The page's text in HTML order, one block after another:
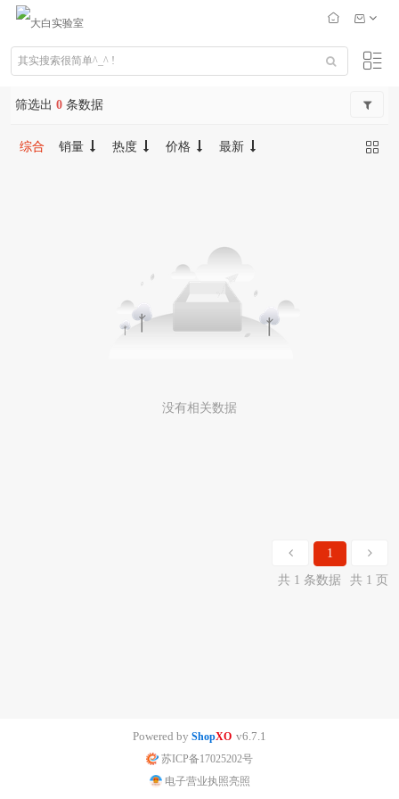
筛选出 0 条数据
综合 销量 热度 价格 最新
没有相关数据
1
共 1 条数据
共 1 页
Powered by ShopXO v6.7.1
苏ICP备17025202号
电子营业执照亮照